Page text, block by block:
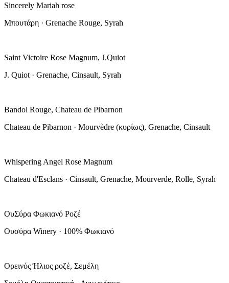
Sincerely Mariah rose
Μπουτάρη · Grenache Rouge, Syrah
Saint Victoire Rose Magnum, J.Quiot
J. Quiot · Grenache, Cinsault, Syrah
Bandol Rouge, Chateau de Pibarnon
Chateau de Pibarnon · Mourvèdre (κυρίως), Grenache, Cinsault
Whispering Angel Rose Magnum
Chateau d'Esclans · Cinsault, Grenache, Mourverde, Rolle, Syrah
ΟυΣύρα Φωκιανό Ροζέ
Ουσύρα Winery · 100% Φωκιανό
Ορεινός Ήλιος ροζέ, Σεμέλη